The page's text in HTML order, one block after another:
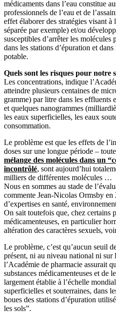
médicaments dans l’eau constitue
professionnels de l’eau et de
effet élaborer des stratégies visant
séparée par exemple) et/ou
susceptibles d’arrêter les molécules
dans les stations d’épuration et
potable.
Quels sont les risques pour notre
Les concentrations, indique
atteindre plusieurs centaines de
gramme) par litre dans les effluents
et quelques nanogrammes
les eaux superficielles, les eaux
consommation.
Le problème est que les effets de
doses sur une longue période –
mélange des molécules dans un
incontrôlé, sont aujourd’hui
milliers de différentes molécules …
Nous en sommes au stade de
commente Jean-Nicolas Ormsby en
d’expertises en santé,
On sait toutefois que, chez certains
médicamenteuses, en particulier
altération des caractères sexuels,
Le problème, c’est qu’aucun seuil
présent, ni au niveau national ni
l’Académie de pharmacie assurait
substances médicamenteuses et de
largement établie à l’échelle
superficielles et souterraines, dans
boues des stations d’épuration
les sols”.